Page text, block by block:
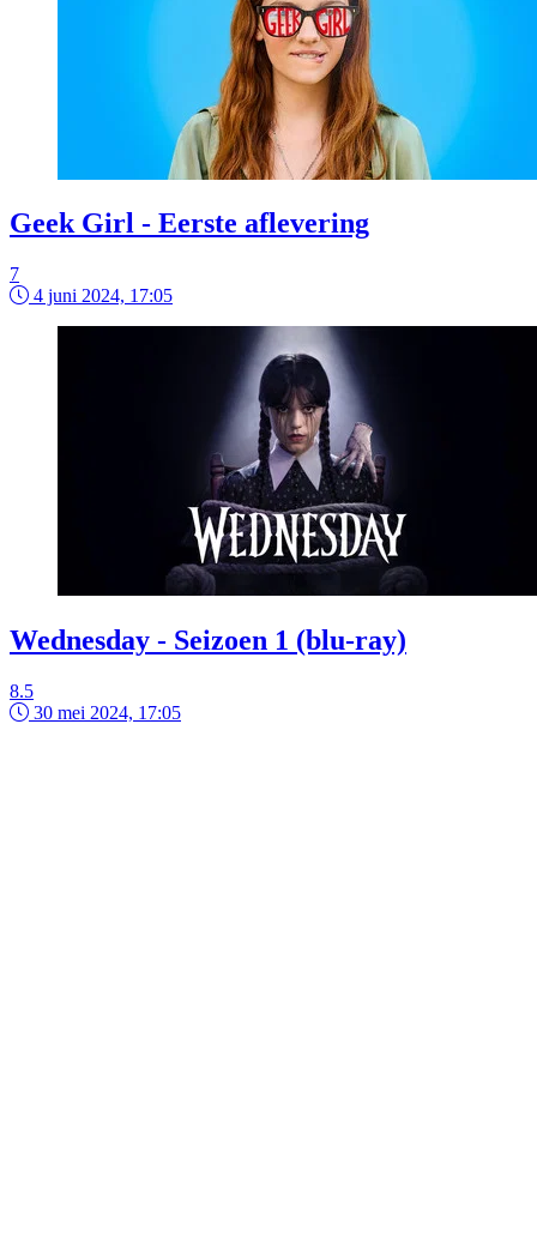
Geek Girl - Eerste aflevering
7
4 juni 2024, 17:05
Wednesday - Seizoen 1 (blu-ray)
8.5
30 mei 2024, 17:05